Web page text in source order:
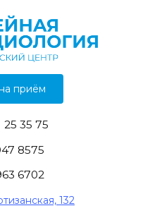
приём
25 35 75
8575
6702
132